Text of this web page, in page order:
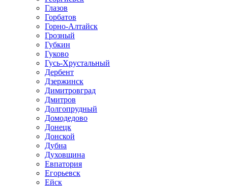
Глазов
Горбатов
Горно-Алтайск
Грозный
Губкин
Гуково
Гусь-Хрустальный
Дербент
Дзержинск
Димитровград
Дмитров
Долгопрудный
Домодедово
Донецк
Донской
Дубна
Духовщина
Евпатория
Егорьевск
Ейск